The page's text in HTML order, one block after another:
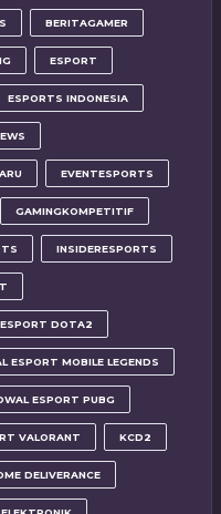
BERITAGAMER
ESPORT
ESPORTS INDONESIA
EVENTESPORTS
GAMINGKOMPETITIF
INSIDERESPORTS
DOTA2
ESPORT MOBILE LEGENDS
ESPORT PUBG
VALORANT KCD2
DELIVERANCE